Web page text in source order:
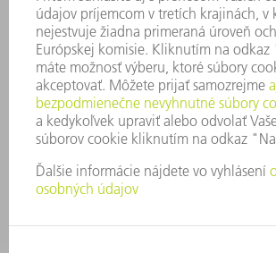
TLAČOVÉ SPRÁVY
ČASOPISY
STABILITA
ŽIVOTNÉ PROSTREDIE & KLÍMA
SOCIÁLNE VECI & SPOLOČNOSŤ
VEDENIE PODNIKU